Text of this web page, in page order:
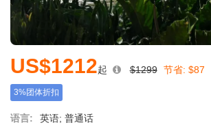
US$1212起 $1299 节省: $87
3%团体折扣
语言: 英语; 普通话